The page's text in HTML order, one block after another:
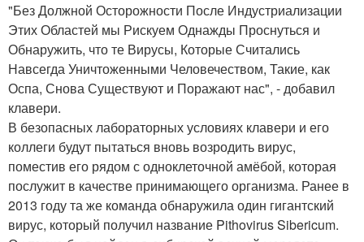
"Без Должной Осторожности После Индустриализации
Этих Областей мы Рискуем Однажды Проснуться и
Обнаружить, что те Вирусы, Которые Считались
Навсегда Уничтоженными Человечеством, Такие, как
Оспа, Снова Существуют и Поражают нас", - добавил
клавери.
В безопасных лабораторных условиях клавери и его
коллеги будут пытаться вновь возродить вирус,
поместив его рядом с одноклеточной амёбой, которая
послужит в качестве принимающего организма. Ранее в
2013 году та же команда обнаружила один гигантский
вирус, который получил название Pithovirus Sibericum.